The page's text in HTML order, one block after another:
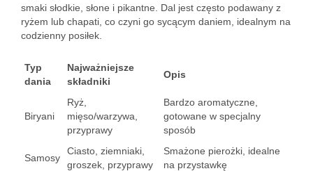
smaki słodkie, słone i pikantne. Dal jest często podawany z
ryżem lub chapati, co czyni go sycącym daniem, idealnym na
codzienny posiłek.
Typ
dania
Najważniejsze
składniki
Opis
Biryani
Ryż,
mięso/warzywa,
przyprawy
Bardzo aromatyczne,
gotowane w specjalny
sposób
Samosy
Ciasto, ziemniaki,
groszek, przyprawy
Smażone pierożki, idealne
na przystawkę